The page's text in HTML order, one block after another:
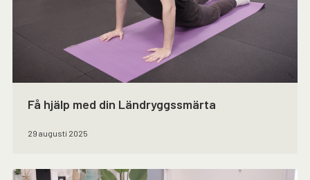
Få hjälp med din Ländryggssmärta
29 augusti 2025